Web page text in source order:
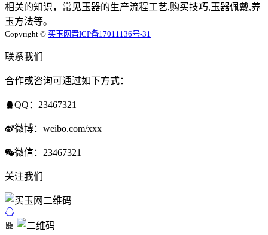
相关的知识，常见玉器的生产流程工艺,购买技巧,玉器佩戴,养
玉方法等。
Copyright © 买玉网晋ICP备17011136号-31
联系我们
合作或咨询可通过如下方式：
QQ：23467321
微博：weibo.com/xxx
微信：23467321
关注我们